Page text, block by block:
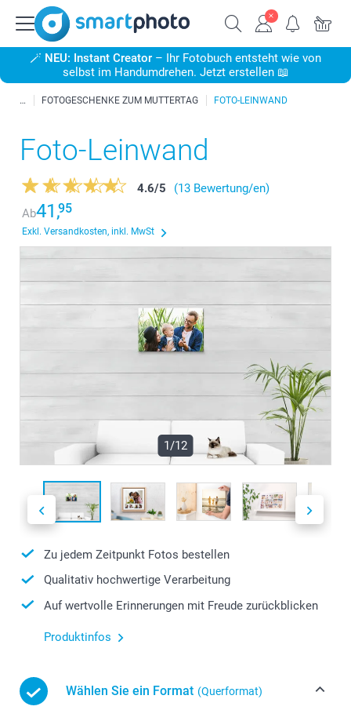
🪄 NEU: Instant Creator – Ihr Fotobuch entsteht wie von
selbst im Handumdrehen. Jetzt erstellen 📖
FOTOGESCHENKE ZUM MUTTERTAG FOTO-LEINWAND
Foto-Leinwand
4.6/5
(13 Bewertung/en)
Ab41,95
Exkl. Versandkosten, inkl. MwSt
1/12
Zu jedem Zeitpunkt Fotos bestellen
Qualitativ hochwertige Verarbeitung
Auf wertvolle Erinnerungen mit Freude zurückblicken
Produktinfos
Wählen Sie ein Format (Querformat)